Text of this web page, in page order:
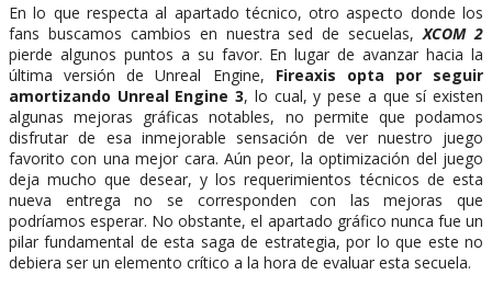
En lo que respecta al apartado técnico, otro aspecto donde los
fans buscamos cambios en nuestra sed de secuelas,XCOM 2
pierde algunos puntos a su favor. En lugar de avanzar hacia la
última versión de Unreal Engine, Fireaxis opta por seguir
amortizando Unreal Engine 3, lo cual, y pese a que sí existen
algunas mejoras gráficas notables, no permite que podamos
disfrutar de esa inmejorable sensación de ver nuestro juego
favorito con una mejor cara. Aún peor, la optimización del juego
deja mucho que desear, y los requerimientos técnicos de esta
nueva entrega no se corresponden con las mejoras que
podríamos esperar. No obstante, el apartado gráfico nunca fue un
pilar fundamental de esta saga de estrategia, por lo que este no
debiera ser un elemento crítico a la hora de evaluar esta secuela.